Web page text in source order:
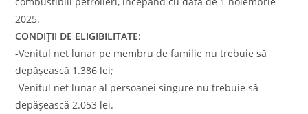
2025.
CONDIȚII DE ELIGIBILITATE:
-Venitul net lunar pe membru de familie nu trebuie să
depășească 1.386 lei;
-Venitul net lunar al persoanei singure nu trebuie să
depășească 2.053 lei.